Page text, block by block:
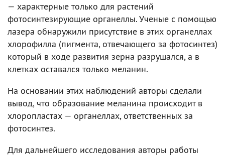
— характерные только для растений
фотосинтезирующие органеллы. Ученые с помощью
лазера обнаружили присутствие в этих органеллах
хлорофилла (пигмента, отвечающего за фотосинтез)
который в ходе развития зерна разрушался, а в
клетках оставался только меланин.
На основании этих наблюдений авторы сделали
вывод, что образование меланина происходит в
хлоропластах — органеллах, ответственных за
фотосинтез.
Для дальнейшего исследования авторы работы